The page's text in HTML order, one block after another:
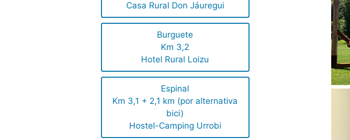
Casa Rural Don Jáuregui
Burguete
Km 3,2
Hotel Rural Loizu
Espinal
Km 3,1 + 2,1 km (por alternativa
bici)
Hostel-Camping Urrobi